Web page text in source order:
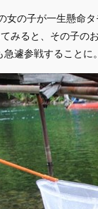
女の子が一生懸命
みると、その子の
遽参戦することに。